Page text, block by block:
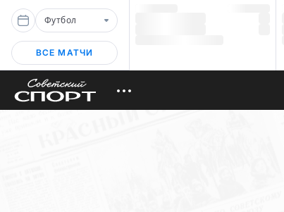
Футбол
ВСЕ МАТЧИ